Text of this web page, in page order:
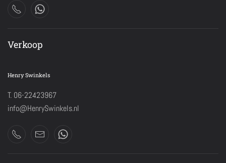
Verkoop
Henry Swinkels
T. 06-22423967
info@HenrySwinkels.nl